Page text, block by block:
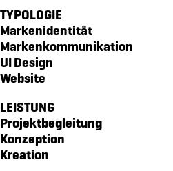
bewegungs- und
kampagne «wimmelbilder»
markenidenitiät für akoya
magazin echo für die
markenidentität für den
markenidenität für
website für raiffeisen volleya
TYPOLOGIE
Markenidentität
Markenkommunikation
UI Design
Website
LEISTUNG
Projektbegleitung
Konzeption
Kreation